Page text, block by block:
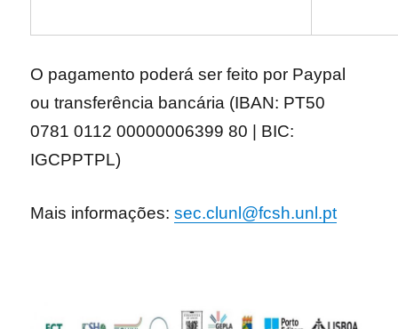
O pagamento poderá ser feito por Paypal
ou transferência bancária (IBAN: PT50
0781 0112 00000006399 80 | BIC:
IGCPPTPL)
Mais informações:sec.clunl@fcsh.unl.pt